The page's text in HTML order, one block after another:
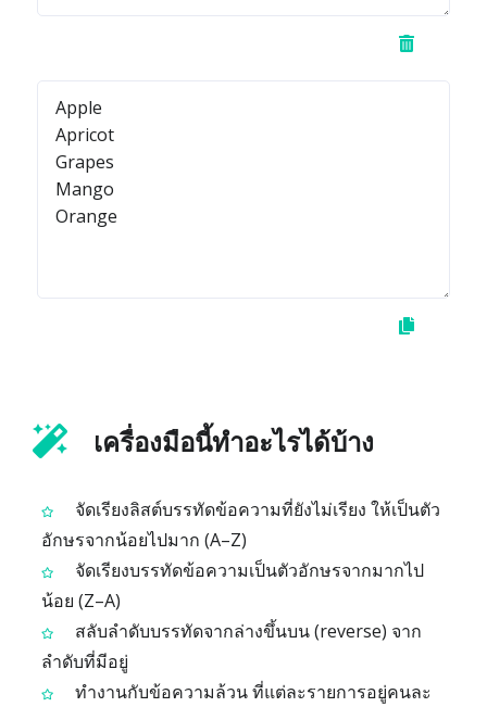
เครื่องมือนี้ทำอะไรได้บ้าง
จัดเรียงลิสต์บรรทัดข้อความที่ยังไม่เรียง ให้เป็นตัว
อักษรจากน้อยไปมาก (A–Z)
จัดเรียงบรรทัดข้อความเป็นตัวอักษรจากมากไป
น้อย (Z–A)
สลับลำดับบรรทัดจากล่างขึ้นบน (reverse) จาก
ลำดับที่มีอยู่
ทำงานกับข้อความล้วน ที่แต่ละรายการอยู่คนละ